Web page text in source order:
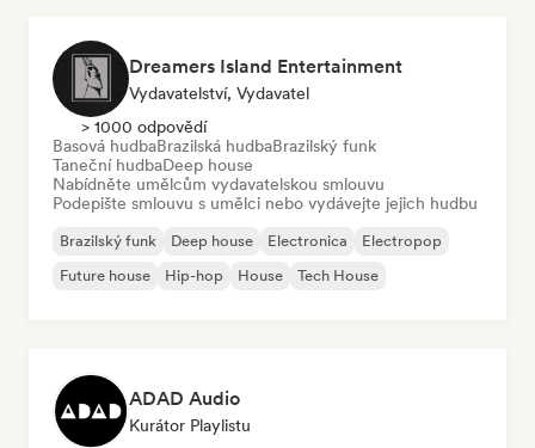
Dreamers Island Entertainment
Vydavatelství, Vydavatel
> 1000 odpovědí
Basová hudbaBrazilská hudbaBrazilský funk
Taneční hudbaDeep house
Nabídněte umělcům vydavatelskou smlouvu
Podepište smlouvu s umělci nebo vydávejte jejich hudbu
Brazilský funk Deep house Electronica
Electropop
Future house
Hip-hop House Tech House
ADAD Audio
Kurátor Playlistu